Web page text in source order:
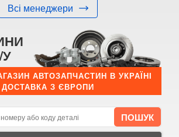
Всі менеджери
АВТОЗАПЧАСТИН В УКРАЇНІ
ДОСТАВКА З ЄВРОПИ
КУПИТИ
номер: